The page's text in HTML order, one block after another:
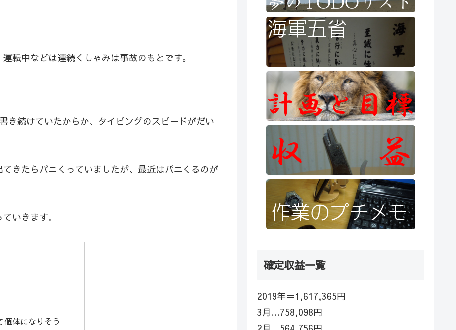
転中などは連続くしゃみは事故のもとです。
き続けていたからか、タイピングのスピードがだい
きたらパニくっていましたが、最近はパニくるのが
いきます。
個体になりそう
確定収益一覧
2019年＝1,617,365円
3月…758,098円